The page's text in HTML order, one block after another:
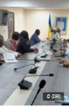
© (DR)